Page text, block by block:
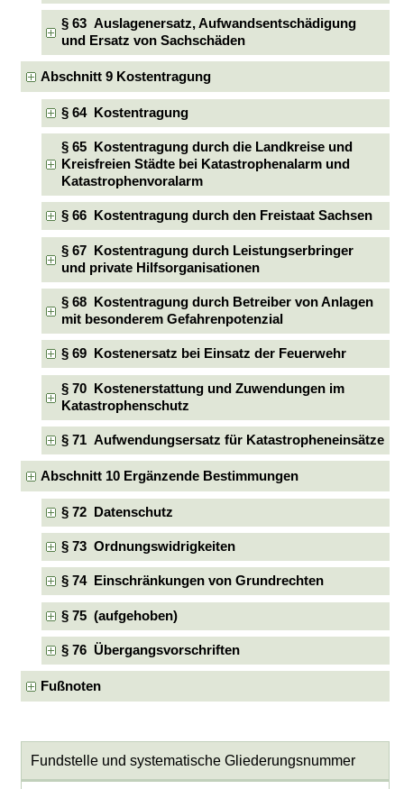
§ 63 Auslagenersatz, Aufwandsentschädigung
und Ersatz von Sachschäden
Abschnitt 9 Kostentragung
§ 64 Kostentragung
§ 65 Kostentragung durch die Landkreise und
Kreisfreien Städte bei Katastrophenalarm und
Katastrophenvoralarm
§ 66 Kostentragung durch den Freistaat Sachsen
§ 67 Kostentragung durch Leistungserbringer
und private Hilfsorganisationen
§ 68 Kostentragung durch Betreiber von Anlagen
mit besonderem Gefahrenpotenzial
§ 69 Kostenersatz bei Einsatz der Feuerwehr
§ 70 Kostenerstattung und Zuwendungen im
Katastrophenschutz
§ 71 Aufwendungsersatz für Katastropheneinsätze
Abschnitt 10 Ergänzende Bestimmungen
§ 72 Datenschutz
§ 73 Ordnungswidrigkeiten
§ 74 Einschränkungen von Grundrechten
§ 75 (aufgehoben)
§ 76 Übergangsvorschriften
Fußnoten
Fundstelle und systematische Gliederungsnummer